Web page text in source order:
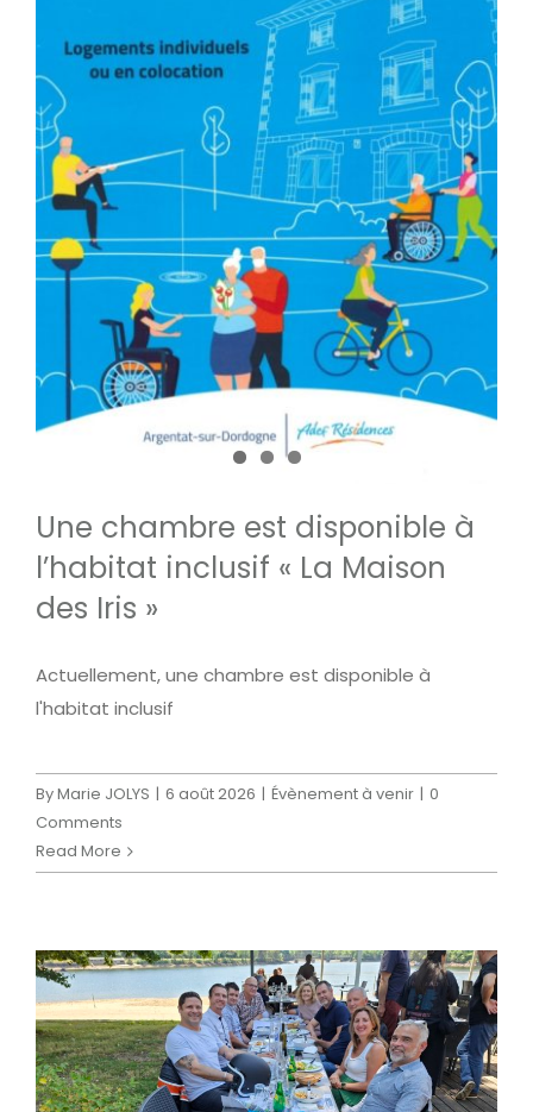
Une chambre est disponible à
l’habitat inclusif « La Maison
des Iris »
Actuellement, une chambre est disponible à
l'habitat inclusif
ByMarie JOLYS | 6 août 2026 | Évènement à venir | 0
Comments
Read More